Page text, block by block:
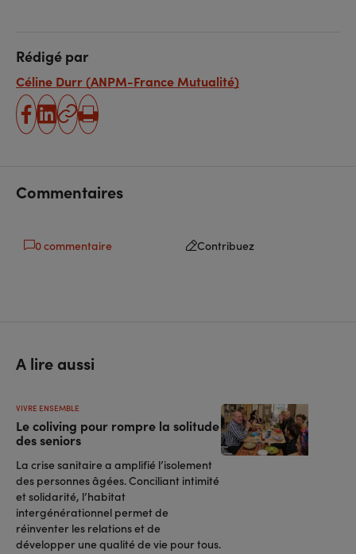
Rédigé par
Céline Durr (ANPM-France Mutualité)
partager
partager
Copier
Imprimer
Commentaires
0 commentaire Contribuez
A lire aussi
Le coliving pour rompre la solitude
des seniors
VIVRE ENSEMBLE
La crise sanitaire a amplifié l’isolement
des personnes âgées. Conciliant intimité
et solidarité, l’habitat
intergénérationnel permet de
réinventer les relations et de
développer une qualité de vie pour tous.